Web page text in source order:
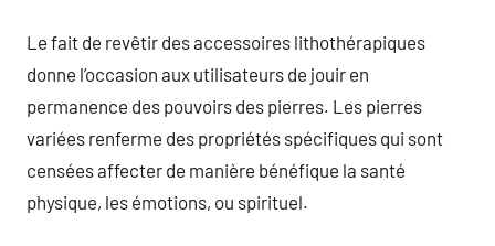
Le fait de revêtir des accessoires lithothérapiques
donne l’occasion aux utilisateurs de jouir en
permanence des pouvoirs des pierres. Les pierres
variées renferme des propriétés spécifiques qui sont
censées affecter de manière bénéfique la santé
physique, les émotions, ou spirituel.